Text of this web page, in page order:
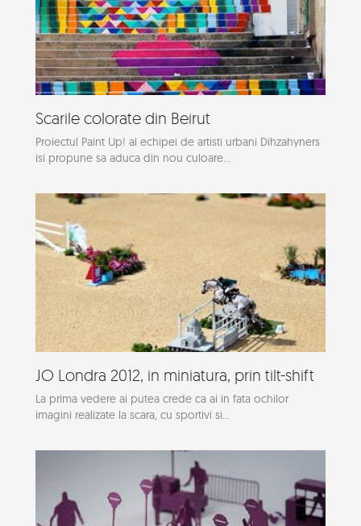
Scarile colorate din Beirut
Proiectul Paint Up! al echipei de artisti urbani Dihzahyners
isi propune sa aduca din nou culoare...
JO Londra 2012, in miniatura, prin tilt-shift
La prima vedere ai putea crede ca ai in fata ochilor
imagini realizate la scara, cu sportivi si...